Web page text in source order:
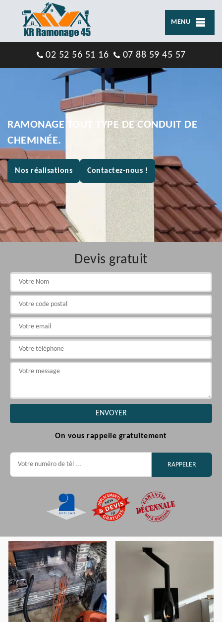
MENU
02 52 56 51 16 07 88 59 45 57
RAMONAGE TOUT TYPE DE CONDUIT DE
CHEMINÉE.
Nos réalisations Contactez-nous !
Devis gratuit
On vous rappelle gratuitement